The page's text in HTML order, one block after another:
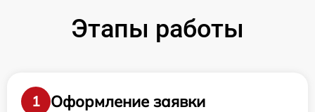
Этапы работы
1
Оформление заявки